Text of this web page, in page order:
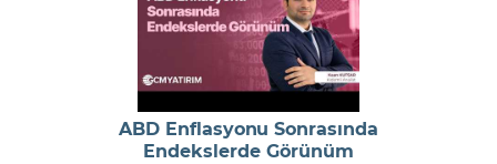
ABD Enflasyonu Sonrasında
Endekslerde Görünüm